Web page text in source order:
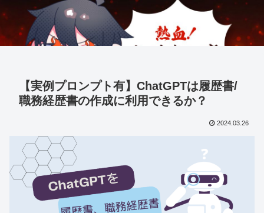
【実例プロンプト有】ChatGPTは履歴書/
職務経歴書の作成に利用できるか？
2024.03.26